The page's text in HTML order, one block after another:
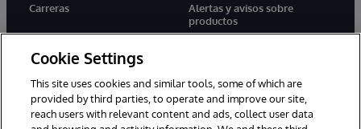
Carreras
Alertas y avisos sobre
productos
twitter youtubefacebooklinkedin
Cookie Settings
This site uses cookies and similar tools, some of which are
provided by third parties, to operate and improve our site,
reach users with relevant content and ads, collect user data